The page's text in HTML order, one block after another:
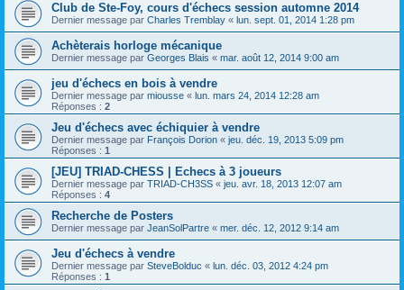
Club de Ste-Foy, cours d'échecs session automne 2014
Dernier message par Charles Tremblay « lun. sept. 01, 2014 1:28 pm
Achèterais horloge mécanique
Dernier message par Georges Blais « mar. août 12, 2014 9:00 am
jeu d'échecs en bois à vendre
Dernier message par miousse « lun. mars 24, 2014 12:28 am
Réponses : 2
Jeu d'échecs avec échiquier à vendre
Dernier message par François Dorion « jeu. déc. 19, 2013 5:09 pm
Réponses : 1
[JEU] TRIAD-CHESS | Echecs à 3 joueurs
Dernier message par TRIAD-CH3SS « jeu. avr. 18, 2013 12:07 am
Réponses : 4
Recherche de Posters
Dernier message par JeanSolPartre « mer. déc. 12, 2012 9:14 am
Jeu d'échecs à vendre
Dernier message par SteveBolduc « lun. déc. 03, 2012 4:24 pm
Réponses : 1